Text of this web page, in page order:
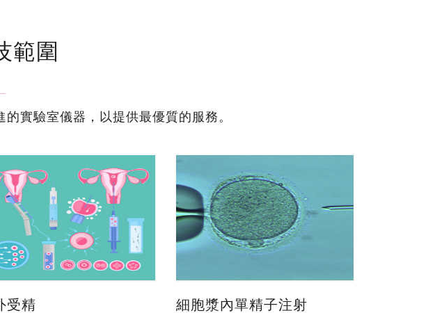
範圍
實驗室儀器，以提供最優質的服務。
受精 細胞漿內單精子注射